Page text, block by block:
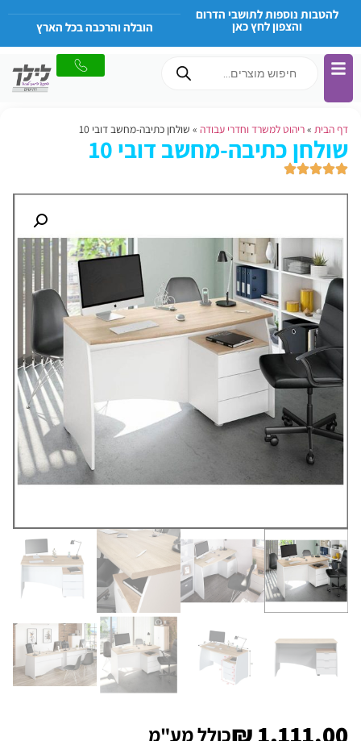
להטבות נוספות לתושבי הדרום
והצפון לחץ כאן הובלה והרכבה בכל הארץ
דף הבית »ריהוט למשרד וחדרי עבודה » שולחן כתיבה-מחשב דובי 10
שולחן כתיבה-מחשב דובי 10
₪ 1,111.00 כולל מע"מ